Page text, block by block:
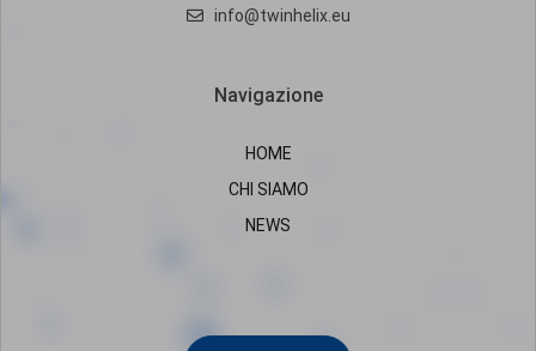
info@twinhelix.eu
Navigazione
HOME
CHI SIAMO
NEWS